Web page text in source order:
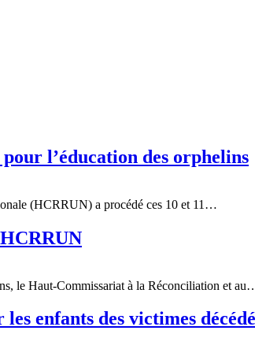
l’éducation des orphelins
(HCRRUN) a procédé ces 10 et 11…
le Haut-Commissariat à la Réconciliation et
enfants des victimes